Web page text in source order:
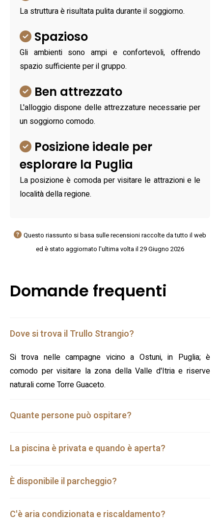
La struttura è risultata pulita durante il soggiorno.
Spazioso
Gli ambienti sono ampi e confortevoli, offrendo
spazio sufficiente per il gruppo.
Ben attrezzato
L'alloggio dispone delle attrezzature necessarie per
un soggiorno comodo.
Posizione ideale per
esplorare la Puglia
La posizione è comoda per visitare le attrazioni e le
località della regione.
Questo riassunto si basa sulle recensioni raccolte da tutto il web
ed è stato aggiornato l'ultima volta il 29 Giugno 2026
Domande frequenti
Dove si trova il Trullo Strangio?
Si trova nelle campagne vicino a Ostuni, in Puglia; è
comodo per visitare la zona della Valle d'Itria e riserve
naturali come Torre Guaceto.
Quante persone può ospitare?
La piscina è privata e quando è aperta?
È disponibile il parcheggio?
C'è aria condizionata e riscaldamento?